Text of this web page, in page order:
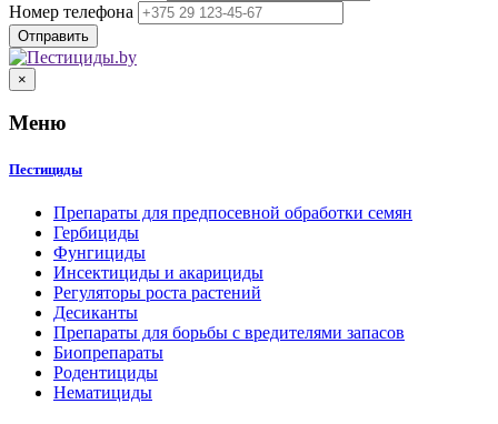
Номер телефона
×
Меню
Пестициды
Препараты для предпосевной обработки семян
Гербициды
Фунгициды
Инсектициды и акарициды
Регуляторы роста растений
Десиканты
Препараты для борьбы с вредителями запасов
Биопрепараты
Родентициды
Нематициды